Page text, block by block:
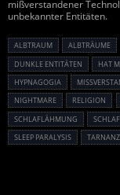
mißverstandener
unbekannter Entitäten.
ALBTRAUM ALBTRÄUME
DUNKLE ENTITÄTEN
HAT
HYPNAGOGIA
NIGHTMARE
RELIGION
SCHLAFLÄHMUNG
SLEEP PARALYSIS